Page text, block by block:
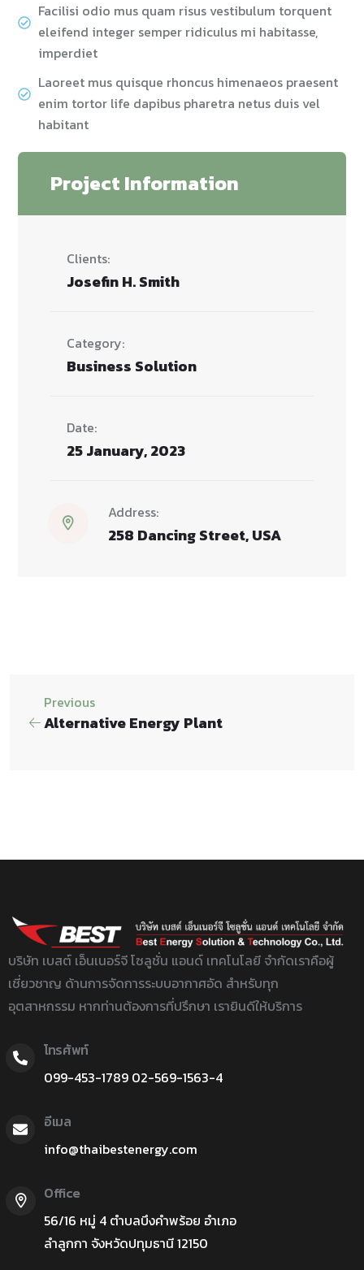
Facilisi odio mus quam risus vestibulum torquent
eleifend integer semper ridiculus mi habitasse,
imperdiet
Laoreet mus quisque rhoncus himenaeos praesent
enim tortor life dapibus pharetra netus duis vel
habitant
Project Information
Clients:
Josefin H. Smith
Category:
Business Solution
Date:
25 January, 2023
Address:
258 Dancing Street, USA
Previous
Alternative Energy Plant
บริษัท เบสต์ เอ็นเนอร์จี โซลูชั่น แอนด์ เทคโนโลยี จำกัดเราคือผู้
เชี่ยวชาญ ด้านการจัดการระบบอากาศอัด สำหรับทุก
อุตสาหกรรม หากท่านต้องการที่ปรึกษา เรายินดีให้บริการ
โทรศัพท์
099-453-1789 02-569-1563-4
อีเมล
info@thaibestenergy.com
Office
56/16 หมู่ 4 ตำบลบึงคำพร้อย อำเภอ
ลำลูกกา จังหวัดปทุมธานี 12150